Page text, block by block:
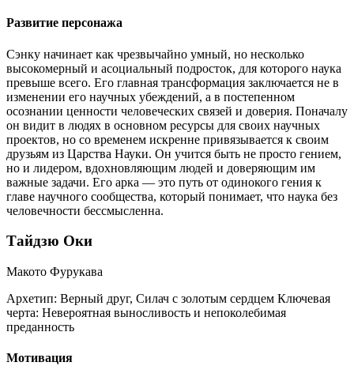
Развитие персонажа
Сэнку начинает как чрезвычайно умный, но несколько
высокомерный и асоциальный подросток, для которого наука
превыше всего. Его главная трансформация заключается не в
изменении его научных убеждений, а в постепенном
осознании ценности человеческих связей и доверия. Поначалу
он видит в людях в основном ресурсы для своих научных
проектов, но со временем искренне привязывается к своим
друзьям из Царства Науки. Он учится быть не просто гением,
но и лидером, вдохновляющим людей и доверяющим им
важные задачи. Его арка — это путь от одинокого гения к
главе научного сообщества, который понимает, что наука без
человечности бессмысленна.
Тайдзю Оки
Макото Фурукава
Архетип: Верный друг, Силач с золотым сердцем Ключевая
черта: Невероятная выносливость и непоколебимая
преданность
Мотивация